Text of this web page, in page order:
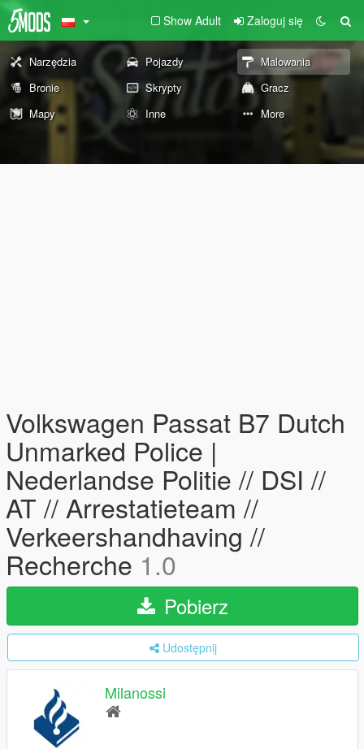
Show Adult Zaloguj się
Narzędzia Pojazdy
Malowania
Bronie
Skrypty
Gracz
Mapy
Inne More
Volkswagen Passat B7 Dutch
Unmarked Police |
Nederlandse Politie // DSI //
AT // Arrestatieteam //
Verkeershandhaving //
Recherche 1.0
Pobierz
Udostępnij
Milanossi